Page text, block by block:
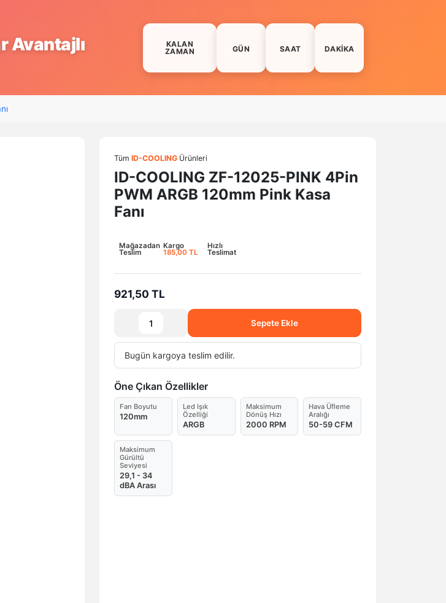
Avantajlı
KALAN
ZAMAN
GÜN SAAT DAKIKA
Tüm ID-COOLING Ürünleri
ID-COOLING ZF-12025-PINK 4Pin
PWM ARGB 120mm Pink Kasa
Fanı
Mağazadan
Teslim
Kargo
185,00 TL
Hızlı
Teslimat
921,50 TL
Sepete Ekle
Bugün kargoya teslim edilir.
Öne Çıkan Özellikler
Fan Boyutu
120mm
Led Işık
Özelliği
ARGB
Maksimum
Dönüş Hızı
2000 RPM
Hava Üfleme
Aralığı
50-59 CFM
Maksimum
Gürültü
Seviyesi
29,1 - 34
dBA Arası